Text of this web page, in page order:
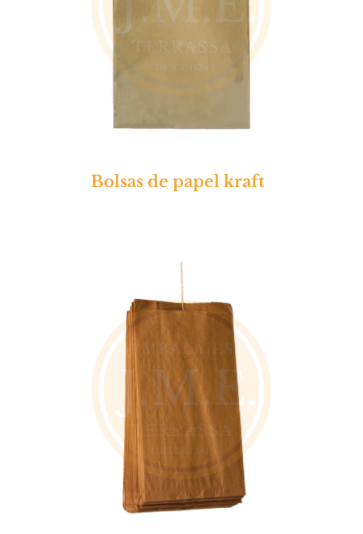
Bolsas de papel kraft